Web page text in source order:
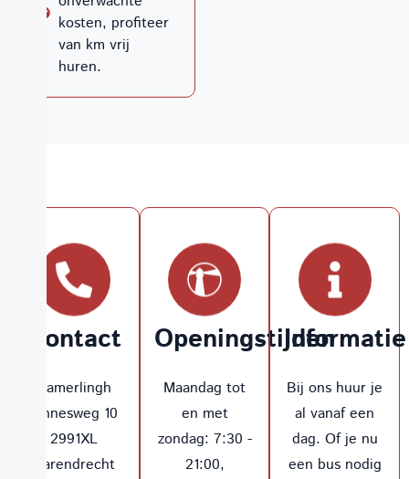
kosten, profiteer
van km vrij
huren.
Contact
Kamerlingh
Onnesweg 10
2991XL
Barendrecht
Openingstijden
Maandag tot
en met
zondag: 7:30 -
21:00,
Informatie
Bij ons huur je
al vanaf een
dag. Of je nu
een bus nodig